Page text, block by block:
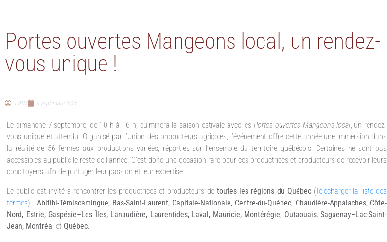
Portes ouvertes Mangeons local, un rendez-
vous unique !
TVRM 4 septembre 2025
Le dimanche 7 septembre, de 10 h à 16 h, culminera la saison estivale avec lesPortes ouvertes Mangeons local , un rendez-
vous unique et attendu. Organisé par l’Union des producteurs agricoles, l’événement offre cette année une immersion dans
la réalité de 56 fermes aux productions variées, réparties sur l’ensemble du territoire québécois. Certaines ne sont pas
accessibles au public le reste de l’année. C’est donc une occasion rare pour ces productrices et producteurs de recevoir leurs
concitoyens afin de partager leur passion et leur expertise.
Le public est invité à rencontrer les productrices et producteurs de toutes les régions du Québec(Télécharger la liste des
fermes) : Abitibi-Témiscamingue, Bas-Saint-Laurent, Capitale-Nationale, Centre-du-Québec, Chaudière-Appalaches, Côte-
Nord, Estrie, Gaspésie–Les Îles, Lanaudière, Laurentides, Laval, Mauricie, Montérégie, Outaouais, Saguenay–Lac-Saint-
Jean, Montréal et Québec.